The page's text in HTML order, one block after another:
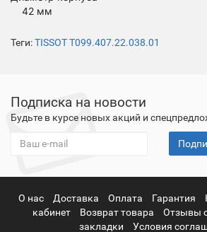
42 мм
Теги:TISSOT T099.407.22.038.01
Подписка на новости
Будьте в курсе новых акций и
О нас Доставка Оплата Гарантия
кабинет
Возврат товара Отзывы
закладки
Условия